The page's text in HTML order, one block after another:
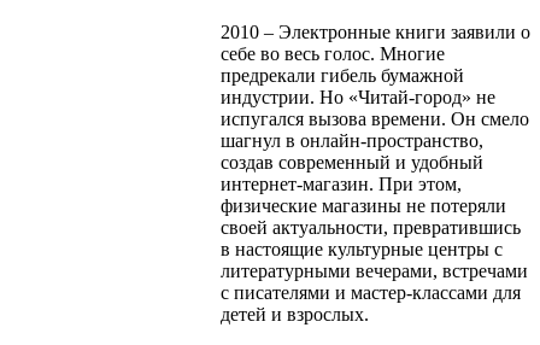
2010 – Электронные книги заявили о
себе во весь голос. Многие
предрекали гибель бумажной
индустрии. Но «Читай-город» не
испугался вызова времени. Он смело
шагнул в онлайн-пространство,
создав современный и удобный
интернет-магазин. При этом,
физические магазины не потеряли
своей актуальности, превратившись
в настоящие культурные центры с
литературными вечерами, встречами
с писателями и мастер-классами для
детей и взрослых.